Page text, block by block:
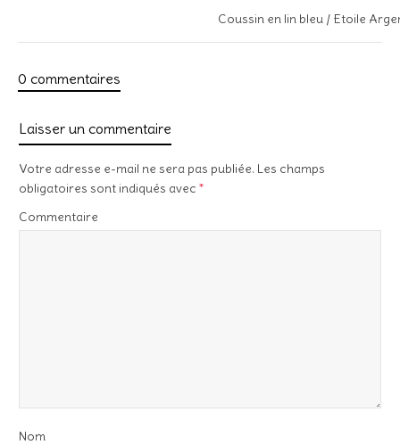
Coussin en lin bleu / Etoile
0 commentaires
Laisser un commentaire
Votre adresse e-mail ne sera pas publiée. Les champs
obligatoires sont indiqués avec *
Commentaire
Nom